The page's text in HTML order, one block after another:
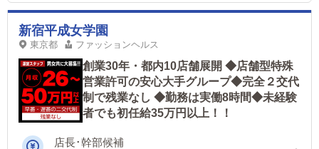
新宿平成女学園
東京都 ファッションヘルス
創業30年・都内10店舗展開 ◆店舗型特殊
営業許可の安心大手グループ◆完全２交代
制で残業なし ◆勤務は実働8時間◆未経験
者でも初任給35万円以上！！
店長･幹部候補